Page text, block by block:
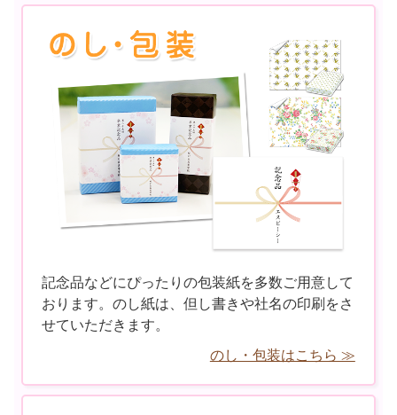
記念品などにぴったりの包装紙を多数ご用意して
おります。のし紙は、但し書きや社名の印刷をさ
せていただきます。
のし・包装はこちら ≫